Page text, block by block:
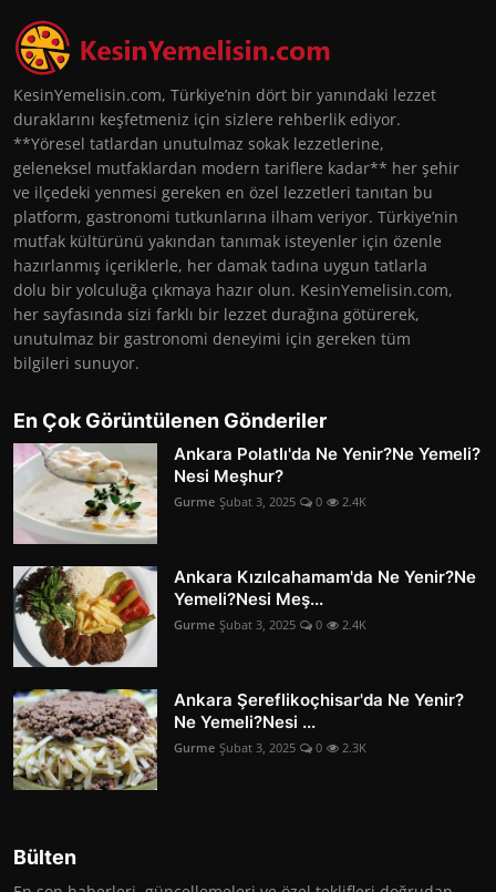
KesinYemelisin.com, Türkiye’nin dört bir yanındaki lezzet
duraklarını keşfetmeniz için sizlere rehberlik ediyor.
**Yöresel tatlardan unutulmaz sokak lezzetlerine,
geleneksel mutfaklardan modern tariflere kadar** her şehir
ve ilçedeki yenmesi gereken en özel lezzetleri tanıtan bu
platform, gastronomi tutkunlarına ilham veriyor. Türkiye’nin
mutfak kültürünü yakından tanımak isteyenler için özenle
hazırlanmış içeriklerle, her damak tadına uygun tatlarla
dolu bir yolculuğa çıkmaya hazır olun. KesinYemelisin.com,
her sayfasında sizi farklı bir lezzet durağına götürerek,
unutulmaz bir gastronomi deneyimi için gereken tüm
bilgileri sunuyor.
En Çok Görüntülenen Gönderiler
Ankara Polatlı'da Ne Yenir?Ne Yemeli?
Nesi Meşhur?
Gurme Şubat 3, 2025 0 2.4K
Ankara Kızılcahamam'da Ne Yenir?Ne
Yemeli?Nesi Meş...
Gurme Şubat 3, 2025 0 2.4K
Ankara Şereflikoçhisar'da Ne Yenir?
Ne Yemeli?Nesi ...
Gurme Şubat 3, 2025 0 2.3K
Bülten